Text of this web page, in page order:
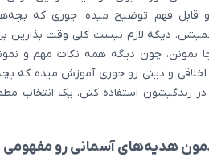
فهم توضیح میده، جوری که بچه‌ها
دیگه لازم نیست کلی وقت بذارین
بمونن، چون دیگه همه نکات مهم و
اخلاقی و دینی رو جوری آموزش میده که
در زندگیشون استفاده کنن. یک انتخاب
هدیه‌های آسمانی رو مفهومی